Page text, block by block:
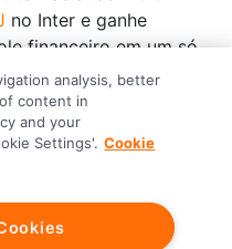
no Inter e ganhe
financeiro em um só
empresa para o
analysis, better
content in
and your
Settings'. Cookie